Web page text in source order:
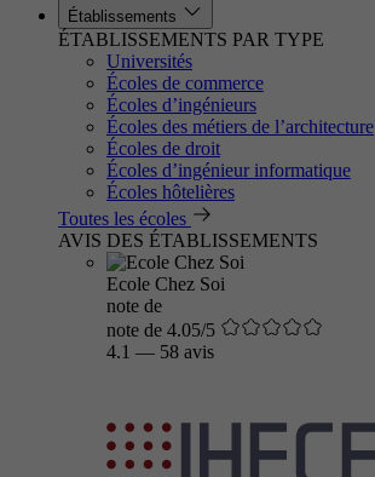
Établissements
ÉTABLISSEMENTS PAR TYPE
Universités
Écoles de commerce
Écoles d’ingénieurs
Écoles des métiers de l’architecture
Écoles de droit
Écoles d’ingénieur informatique
Écoles hôtelières
Toutes les écoles
AVIS DES ÉTABLISSEMENTS
Ecole Chez Soi
note de
note de 4.05/5
4.1 — 58 avis